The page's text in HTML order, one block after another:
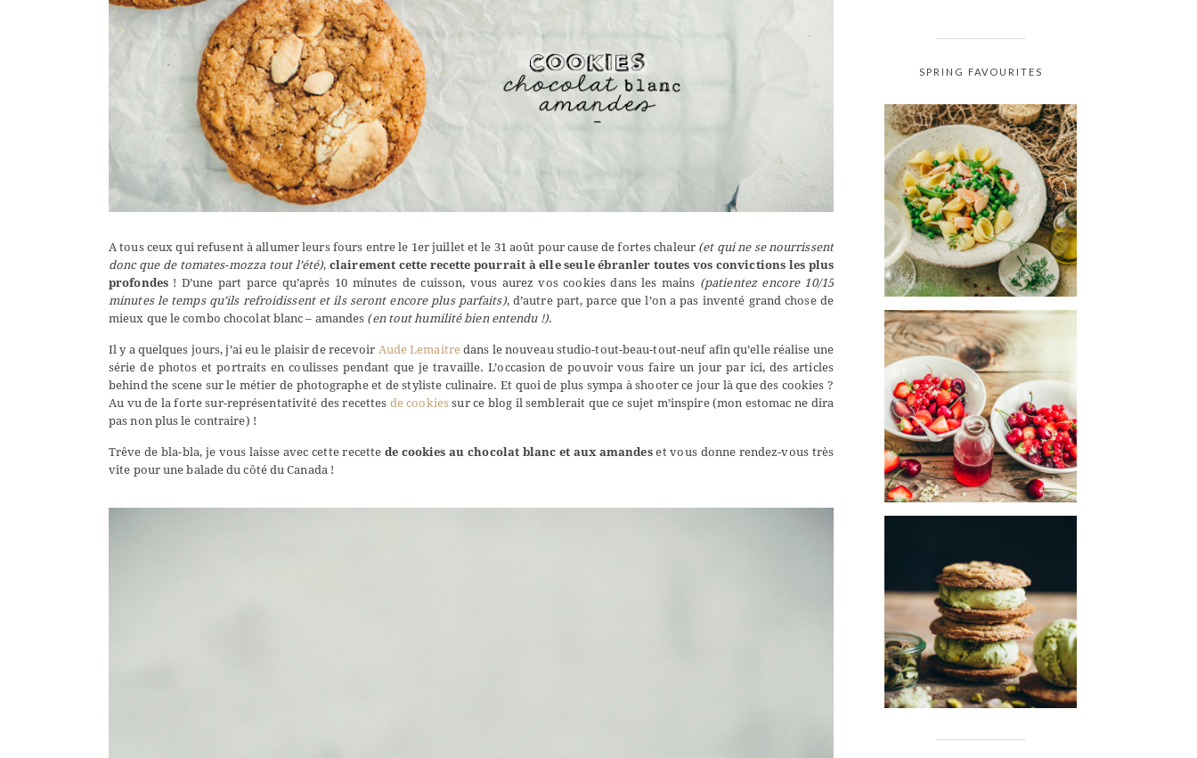
A tous ceux qui refusent à allumer leurs fours entre le 1er juillet et le 31 août pour cause de fortes chaleur (et qui ne se nourrissent
donc que de tomates-mozza tout l’été),clairement cette recette pourrait à elle seule ébranler toutes vos convictions les plus
profondes! D’une part parce qu’après 10 minutes de cuisson, vous aurez vos cookies dans les mains (patientez encore 10/15
minutes le temps qu’ils refroidissent et ils seront encore plus parfaits), d’autre part, parce que l’on a pas inventé grand chose de
mieux que le combo chocolat blanc – amandes (en tout humilité bien entendu !).
Il y a quelques jours, j’ai eu le plaisir de recevoir Aude Lemaitre dans le nouveau studio-tout-beau-tout-neuf afin qu’elle réalise une
série de photos et portraits en coulisses pendant que je travaille. L’occasion de pouvoir vous faire un jour par ici, des articles
behind the scene sur le métier de photographe et de styliste culinaire. Et quoi de plus sympa à shooter ce jour là que des cookies ?
Au vu de la forte sur-représentativité des recettes de cookiessur ce blog il semblerait que ce sujet m’inspire (mon estomac ne dira
pas non plus le contraire) !
Trêve de bla-bla, je vous laisse avec cette recette de cookies au chocolat blanc et aux amandeset vous donne rendez-vous très
vite pour une balade du côté du Canada !
SPRING FAVOURITES